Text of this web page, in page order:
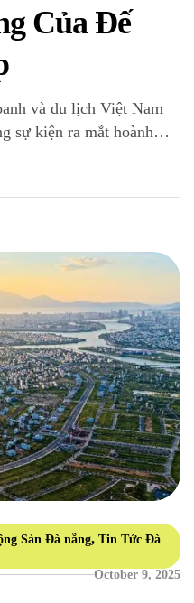
Của Đế
và du lịch Việt Nam
sự kiện ra mắt hoành
không Sun Phuquoc
Sản Đà nẵng, Tin Tức Đà
October 9, 2025